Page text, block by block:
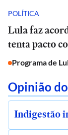
POLÍTICA
Lula faz
tenta pacto
Programa de
Opinião
Indigestão